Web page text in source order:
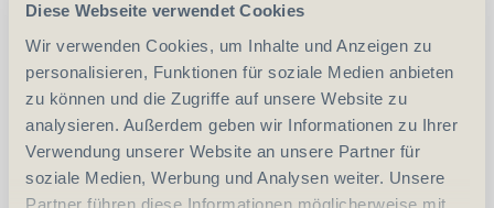
Diese Webseite verwendet Cookies
Wir verwenden Cookies, um Inhalte und Anzeigen zu
personalisieren, Funktionen für soziale Medien anbieten
zu können und die Zugriffe auf unsere Website zu
analysieren. Außerdem geben wir Informationen zu Ihrer
Verwendung unserer Website an unsere Partner für
soziale Medien, Werbung und Analysen weiter. Unsere
Partner führen diese Informationen möglicherweise mit
vergleichen
Anzahl Stück -
In den Warenkorb